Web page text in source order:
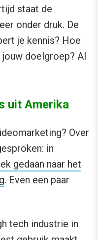
staat de
onder druk. De
je kennis? Hoe
doelgroep? Al
uit Amerika
Over
in
gedaan naar het
. Even een paar
tech industrie in